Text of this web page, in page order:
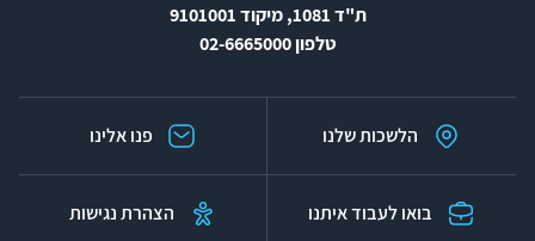
ת"ד 1081, מיקוד 9101001
טלפון 02-6665000
הלשכות שלנו פנו אלינו
בואו לעבוד איתנו הצהרת נגישות